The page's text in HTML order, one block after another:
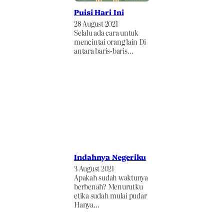
Puisi Hari Ini
28 August 2021
Selalu ada cara untuk
mencintai orang lain Di
antara baris-baris…
Indahnya Negeriku
3 August 2021
Apakah sudah waktunya
berbenah? Menurutku
etika sudah mulai pudar
Hanya…